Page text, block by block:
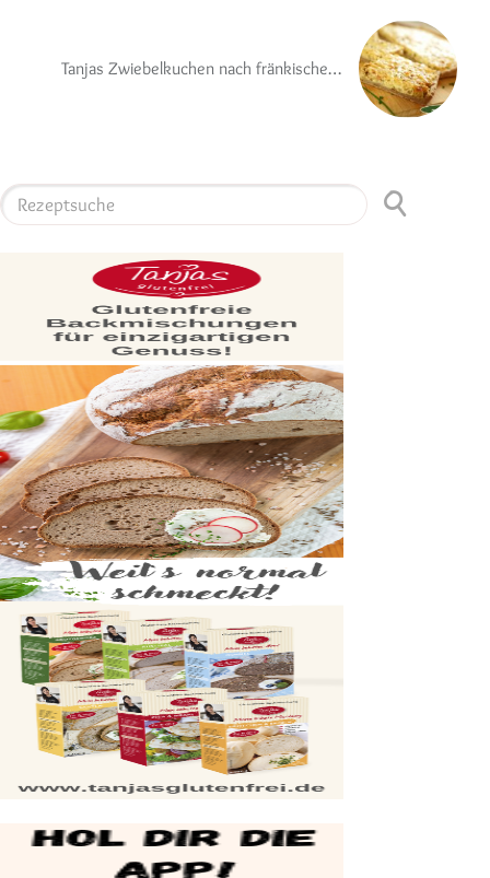
Tanjas Zwiebelkuchen nach fränkischer Art